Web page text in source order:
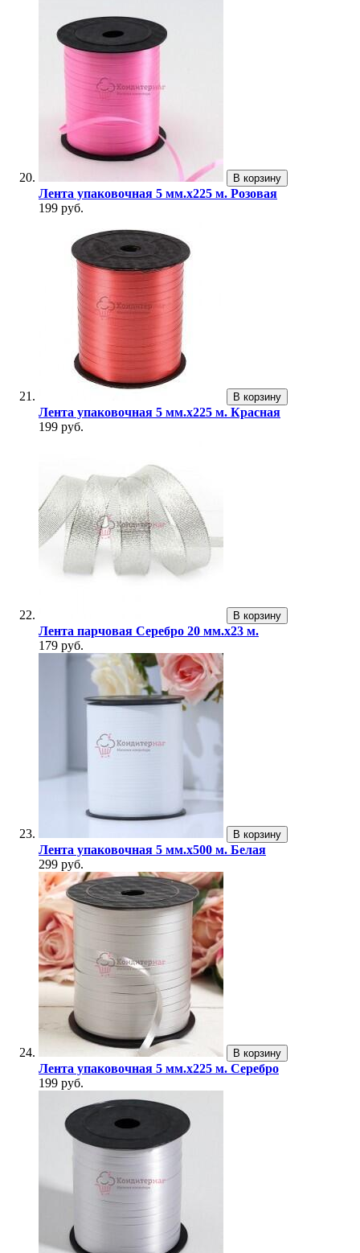
В корзину
Лента упаковочная 5 мм.х225 м. Розовая
199 руб.
В корзину
Лента упаковочная 5 мм.х225 м. Красная
199 руб.
В корзину
Лента парчовая Серебро 20 мм.х23 м.
179 руб.
В корзину
Лента упаковочная 5 мм.х500 м. Белая
299 руб.
В корзину
Лента упаковочная 5 мм.х225 м. Серебро
199 руб.